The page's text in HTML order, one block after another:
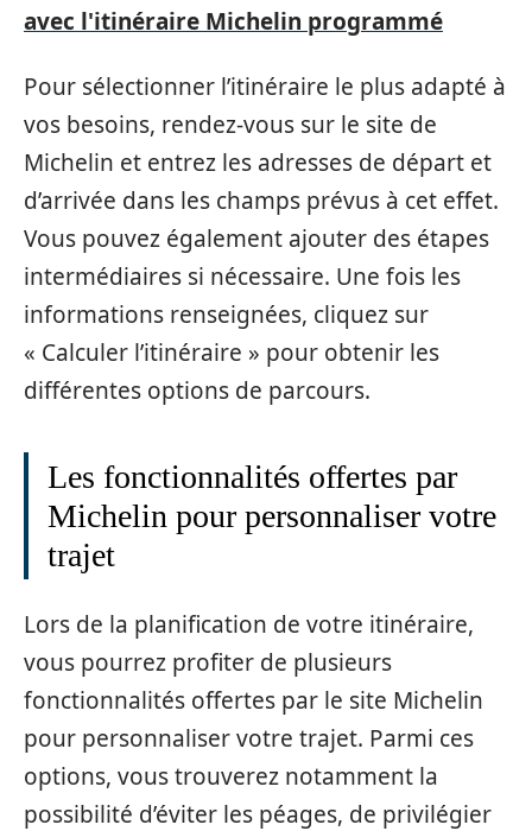
avec l'itinéraire Michelin programmé
Pour sélectionner l’itinéraire le plus adapté à
vos besoins, rendez-vous sur le site de
Michelin et entrez les adresses de départ et
d’arrivée dans les champs prévus à cet effet.
Vous pouvez également ajouter des étapes
intermédiaires si nécessaire. Une fois les
informations renseignées, cliquez sur
« Calculer l’itinéraire » pour obtenir les
différentes options de parcours.
Les fonctionnalités offertes par
Michelin pour personnaliser votre
trajet
Lors de la planification de votre itinéraire,
vous pourrez profiter de plusieurs
fonctionnalités offertes par le site Michelin
pour personnaliser votre trajet. Parmi ces
options, vous trouverez notamment la
possibilité d’éviter les péages, de privilégier